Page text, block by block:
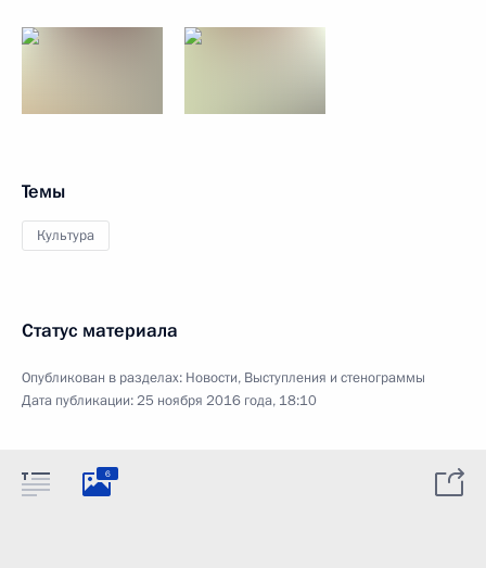
Темы
Культура
Статус материала
Опубликован в разделах: Новости, Выступления и стенограммы
Дата публикации:25 ноября 2016 года, 18:10
6